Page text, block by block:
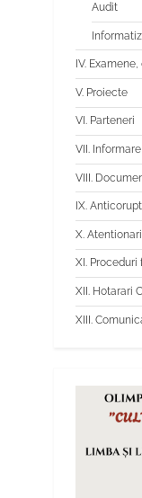
Audit
IV.
V. Proiecte
VI. Parteneri
VII.
VIII.
IX.
X.
XI.
XII. Hotarari
XIII.